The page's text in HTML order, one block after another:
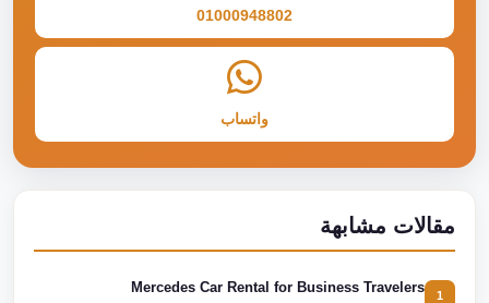
01000948802
واتساب
مقالات مشابهة
Mercedes Car Rental for Business Travelers